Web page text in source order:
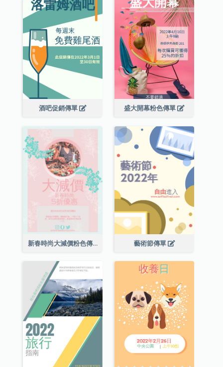
酒吧促銷傳單 盛大開幕粉色傳單
新春時尚大減價粉色傳單 藝術節傳單